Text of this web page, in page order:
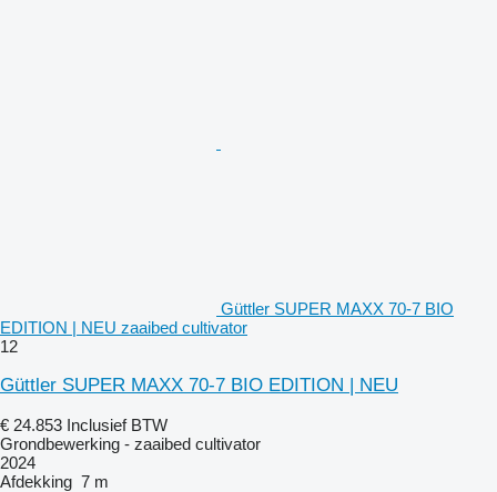
Güttler SUPER MAXX 70-7 BIO
EDITION | NEU zaaibed cultivator
12
Güttler SUPER MAXX 70-7 BIO EDITION | NEU
€ 24.853 Inclusief BTW
Grondbewerking - zaaibed cultivator
2024
Afdekking 7 m